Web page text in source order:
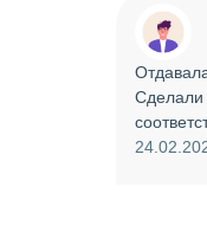
Сделали